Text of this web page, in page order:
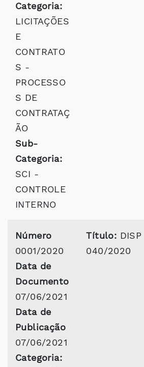
Categoria:
LICITAÇÕES
E
CONTRATO
S -
PROCESSO
S DE
CONTRATAÇ
ÃO
Sub-
Categoria:
SCI -
CONTROLE
INTERNO
Número
0001/2020
Data de
Documento
07/06/2021
Data de
Publicação
07/06/2021
Categoria:
Título: DISP
040/2020